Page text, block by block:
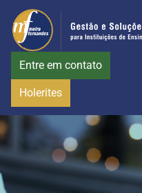
Entre em contato
Holerites